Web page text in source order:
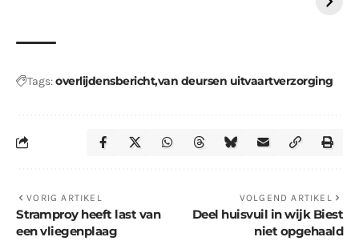
Tags:overlijdensberichtvan deursen uitvaartverzorging
VORIG ARTIKEL
Stramproy heeft last van
een vliegenplaag
VOLGEND ARTIKEL
Deel huisvuil in wijk Biest
niet opgehaald